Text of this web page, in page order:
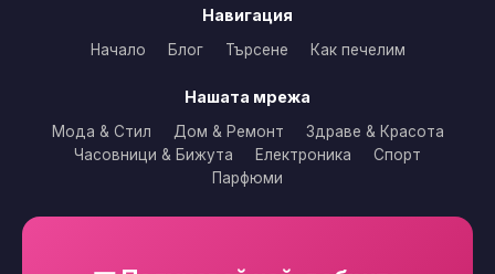
Навигация
Начало Блог Търсене Как печелим
Нашата мрежа
Мода & Стил Дом & Ремонт
Здраве & Красота
Часовници & Бижута
Електроника
Спорт
Парфюми